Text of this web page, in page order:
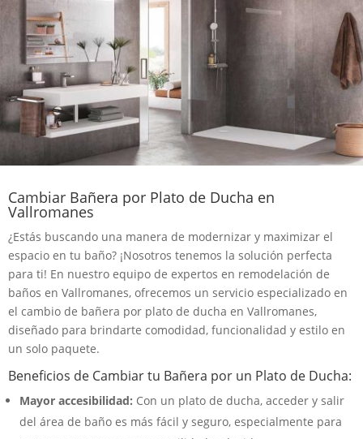
Cambiar Bañera por Plato de Ducha en
Vallromanes
¿Estás buscando una manera de modernizar y maximizar el
espacio en tu baño? ¡Nosotros tenemos la solución perfecta
para ti! En nuestro equipo de expertos en remodelación de
baños en Vallromanes, ofrecemos un servicio especializado en
el cambio de bañera por plato de ducha en Vallromanes,
diseñado para brindarte comodidad, funcionalidad y estilo en
un solo paquete.
Beneficios de Cambiar tu Bañera por un Plato de Ducha:
Mayor accesibilidad: Con un plato de ducha, acceder y salir
del área de baño es más fácil y seguro, especialmente para